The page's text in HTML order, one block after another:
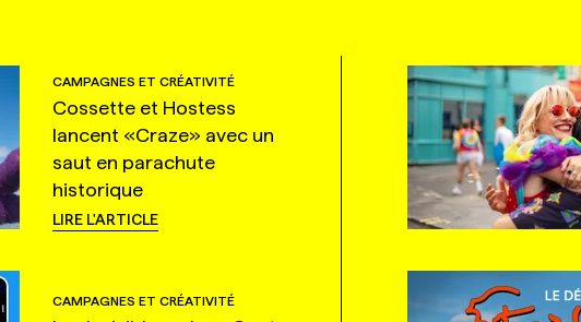
CAMPAGNES ET CRÉATIVITÉ
Cossette et Hostess
lancent «Craze» avec un
saut en parachute
historique
LIRE L'ARTICLE
CAMPAGNES ET CRÉATIVITÉ